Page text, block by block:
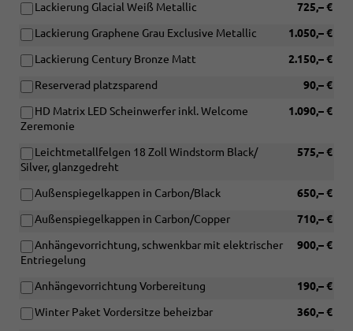
725,– €
Lackierung Glacial Weiß Metallic
1.050,– €
Lackierung Graphene Grau Exclusive Metallic
2.150,– €
Lackierung Century Bronze Matt
90,– €
Reserverad platzsparend
1.090,– €
HD Matrix LED Scheinwerfer inkl. Welcome
Zeremonie
575,– €
Leichtmetallfelgen 18 Zoll Windstorm Black/
Silver, glanzgedreht
650,– €
Außenspiegelkappen in Carbon/Black
710,– €
Außenspiegelkappen in Carbon/Copper
900,– €
Anhängevorrichtung, schwenkbar mit elektrischer
Entriegelung
190,– €
Anhängevorrichtung Vorbereitung
360,– €
Winter Paket Vordersitze beheizbar